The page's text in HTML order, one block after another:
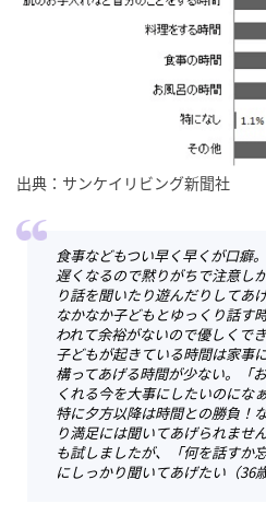
出典：サンケイリビング新聞社
食事などもつい早く早くが口癖
遅くなるので黙りがちで注意し
り話を聞いたり遊んだりしてあ
なかなか子どもとゆっくり話す
われて余裕がないので優しくで
子どもが起きている時間は家事
構ってあげる時間が少ない。「
くれる今を大事にしたいのにな
特に夕方以降は時間との勝負！
り満足には聞いてあげられませ
も試しましたが、「何を話すか
にしっかり聞いてあげたい（36歳